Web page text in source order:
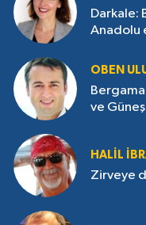
Darkale:
Anadolu
OBEN
ve
HALIL
Zirveye